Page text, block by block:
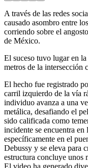
A través de las redes
causado asombro entre
corriendo sobre el
de México.
El suceso tuvo lugar en
metros de la intersección
El hecho fue registrado
carril izquierdo de la vía
individuo avanza a una
metálica, desafiando el
sido calificada como
incidente se encuentra en
específicamente en el
Debussy y se eleva para
estructura concluye unos
El video ha generado